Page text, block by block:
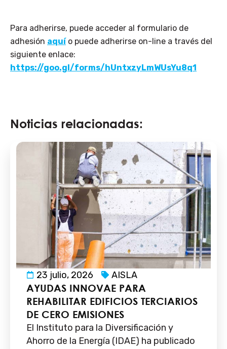
Para adherirse, puede acceder al formulario de
adhesión aquío puede adherirse on-line a través del
siguiente enlace:
https://goo.gl/forms/hUntxzyLmWUsYu8q1
Noticias relacionadas:
23 julio, 2026 AISLA
AYUDAS INNOVAE PARA
REHABILITAR EDIFICIOS TERCIARIOS
DE CERO EMISIONES
El Instituto para la Diversificación y
Ahorro de la Energía (IDAE) ha publicado